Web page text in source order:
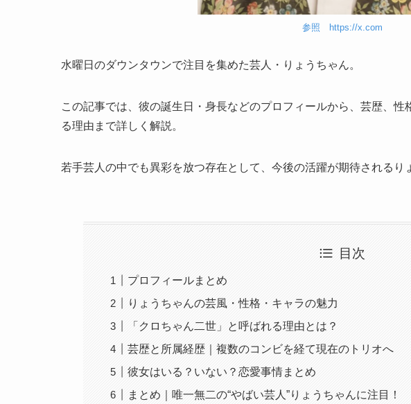
参照 https://x.com
水曜日のダウンタウンで注目を集めた芸人・りょうちゃん。
この記事では、彼の誕生日・身長などのプロフィールから、芸歴、性
る理由まで詳しく解説。
若手芸人の中でも異彩を放つ存在として、今後の活躍が期待されるり
目次
プロフィールまとめ
りょうちゃんの芸風・性格・キャラの魅力
「クロちゃん二世」と呼ばれる理由とは？
芸歴と所属経歴｜複数のコンビを経て現在のトリオへ
彼女はいる？いない？恋愛事情まとめ
まとめ｜唯一無二の“やばい芸人”りょうちゃんに注目！